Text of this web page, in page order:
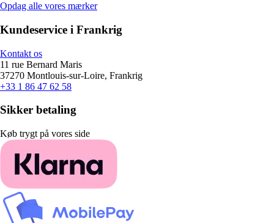
Opdag alle vores mærker
Kundeservice i Frankrig
Kontakt os
11 rue Bernard Maris
37270 Montlouis-sur-Loire, Frankrig
+33 1 86 47 62 58
Sikker betaling
Køb trygt på vores side